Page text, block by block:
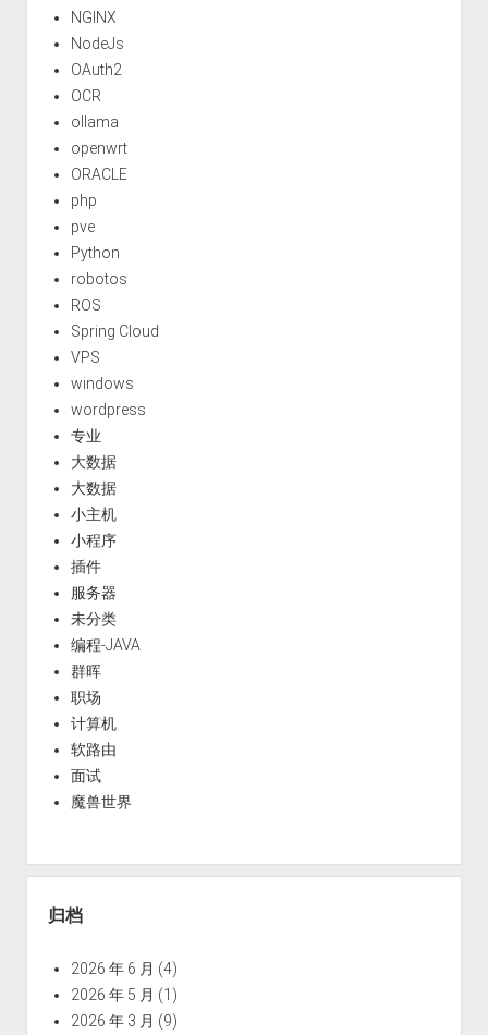
NGINX
NodeJs
OAuth2
OCR
ollama
openwrt
ORACLE
php
pve
Python
robotos
ROS
Spring Cloud
VPS
windows
wordpress
专业
大数据
大数据
小主机
小程序
插件
服务器
未分类
编程-JAVA
群晖
职场
计算机
软路由
面试
魔兽世界
归档
2026 年 6 月 (4)
2026 年 5 月 (1)
2026 年 3 月 (9)